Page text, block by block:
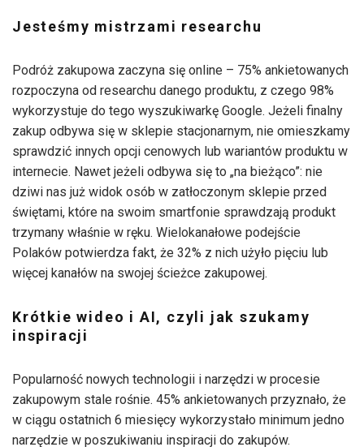
Jesteśmy mistrzami researchu
Podróż zakupowa zaczyna się online – 75% ankietowanych
rozpoczyna od researchu danego produktu, z czego 98%
wykorzystuje do tego wyszukiwarkę Google. Jeżeli finalny
zakup odbywa się w sklepie stacjonarnym, nie omieszkamy
sprawdzić innych opcji cenowych lub wariantów produktu w
internecie. Nawet jeżeli odbywa się to „na bieżąco”: nie
dziwi nas już widok osób w zatłoczonym sklepie przed
świętami, które na swoim smartfonie sprawdzają produkt
trzymany właśnie w ręku. Wielokanałowe podejście
Polaków potwierdza fakt, że 32% z nich użyło pięciu lub
więcej kanałów na swojej ścieżce zakupowej.
Krótkie wideo i AI, czyli jak szukamy
inspiracji
Popularność nowych technologii i narzędzi w procesie
zakupowym stale rośnie. 45% ankietowanych przyznało, że
w ciągu ostatnich 6 miesięcy wykorzystało minimum jedno
narzędzie w poszukiwaniu inspiracji do zakupów.